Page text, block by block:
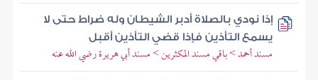
إذا نودي بالصلاة أدبر الشيطان وله ضراط حتى لا
يسمع التأذين فإذا قضي التأذين أقبل
مسند أحمد > باقي مسند المكثرين > مسند أبي هريرة رضي الله عنه